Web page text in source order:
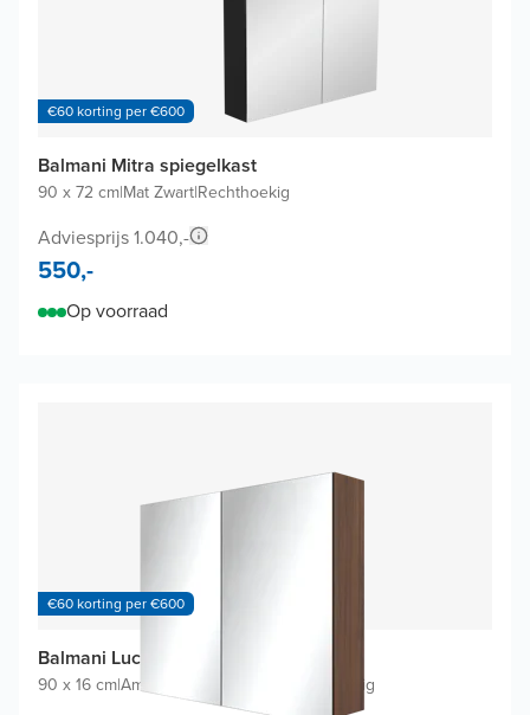
€60 korting per €600
Balmani Mitra spiegelkast
90 x 72 cm|Mat Zwart|Rechthoekig
Adviesprijs 1.040,-
550,-
Op voorraad
€60 korting per €600
Balmani Lucida spiegelkast
90 x 16 cm|Amerikaanse notelaar Rechthoekig